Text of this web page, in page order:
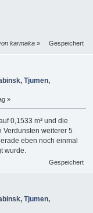
karmaka » Gespeichert
Tjumen,
»
0,1533 m³ und die
Verdunsten weiterer 5
eben noch einmal
wurde.
Gespeichert
Tjumen,